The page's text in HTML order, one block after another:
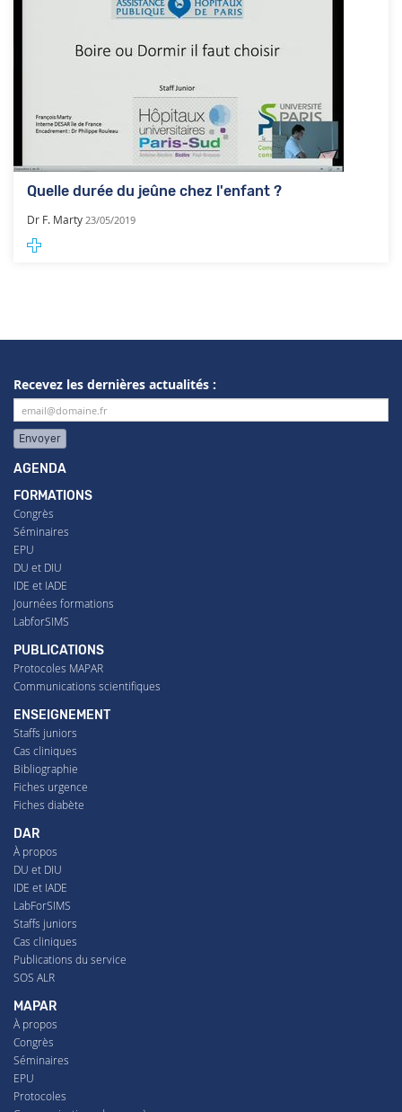
Quelle durée du jeûne chez l'enfant ?
Dr F. Marty 23/05/2019
Recevez les dernières actualités :
Envoyer
AGENDA
FORMATIONS
Congrès
Séminaires
EPU
DU et DIU
IDE et IADE
Journées formations
LabforSIMS
PUBLICATIONS
Protocoles MAPAR
Communications scientifiques
ENSEIGNEMENT
Staffs juniors
Cas cliniques
Bibliographie
Fiches urgence
Fiches diabète
DAR
À propos
DU et DIU
IDE et IADE
LabForSIMS
Staffs juniors
Cas cliniques
Publications du service
SOS ALR
MAPAR
À propos
Congrès
Séminaires
EPU
Protocoles